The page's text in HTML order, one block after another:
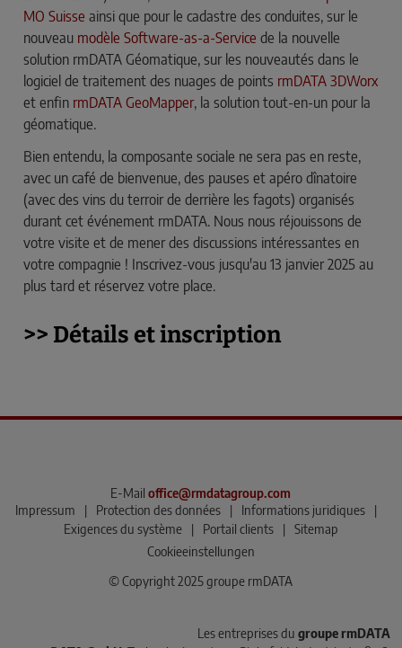
MO Suisse ainsi que pour le cadastre des conduites, sur le
nouveau modèle Software-as-a-Service de la nouvelle
solution rmDATA Géomatique, sur les nouveautés dans le
logiciel de traitement des nuages de points rmDATA 3DWorx
et enfin rmDATA GeoMapper, la solution tout-en-un pour la
géomatique.
Bien entendu, la composante sociale ne sera pas en reste,
avec un café de bienvenue, des pauses et apéro dînatoire
(avec des vins du terroir de derrière les fagots) organisés
durant cet événement rmDATA. Nous nous réjouissons de
votre visite et de mener des discussions intéressantes en
votre compagnie ! Inscrivez-vous jusqu'au 13 janvier 2025 au
plus tard et réservez votre place.
>> Détails et inscription
E-Mailoffice@rmdatagroup.com
Impressum
| Protection des données | Informations juridiques
|
Exigences du système
| Portail clients |
Sitemap
Cookieeinstellungen
© Copyright 2025 groupe rmDATA
Les entreprises du groupe rmDATA